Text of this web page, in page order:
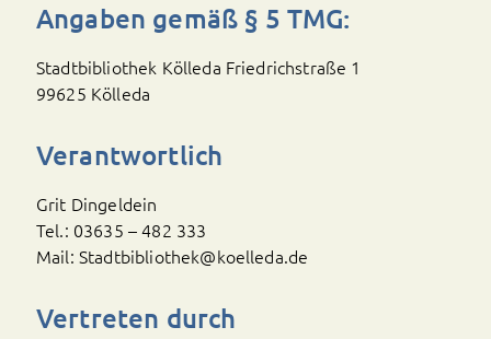
Angaben gemäß § 5 TMG:
Stadtbibliothek Kölleda Friedrichstraße 1
99625 Kölleda
Verantwortlich
Grit Dingeldein
Tel.: 03635 – 482 333
Mail: Stadtbibliothek@koelleda.de
Vertreten durch